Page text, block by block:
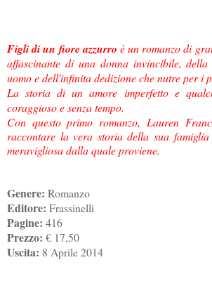
Figli di un fiore azzurro è un romanzo di
affascinante di una donna invincibile,
uomo e dell'infinita dedizione che nutre per i
La storia di un amore imperfetto e
coraggioso e senza tempo.
Con questo primo romanzo, Lauren
raccontare la vera storia della sua
meravigliosa dalla quale proviene.
Genere: Romanzo
Editore: Frassinelli
Pagine: 416
Prezzo: € 17,50
Uscita: 8 Aprile 2014